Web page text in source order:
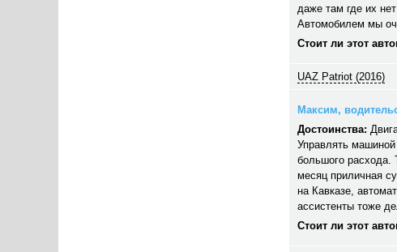
даже там где их
Автомобилем мы
Стоит ли этот
UAZ Patriot (2016)
Максим,
Достоинства:
Управлять машиной
большого расхода.
месяц приличная
на Кавказе,
ассистенты тоже
Стоит ли этот